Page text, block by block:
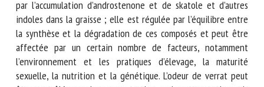
Résumé en français (traduction) : L’odeur de verrat est
causée par l’accumulation d’androstenone et de skatole et
d’autres indoles dans la graisse ; elle est régulée par
l’équilibre entre la synthèse et la dégradation de ces
composés et peut être affectée par un certain nombre de
facteurs, notamment l’environnement et les pratiques
Prénom *
Organisme *